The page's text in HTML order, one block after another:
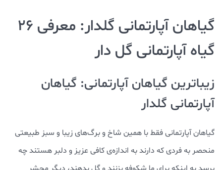
گیاهان آپارتمانی گلدار: معرفی ۲۶
گیاه آپارتمانی گل دار
زیباترین گیاهان آپارتمانی: گیاهان
آپارتمانی گلدار
گیاهان آپارتمانی فقط با همین شاخ و برگ‌های زیبا و سبز طبیعتی
منحصر به فردی که دارند به اندازه‌ی کافی عزیز و دلبر هستند چه